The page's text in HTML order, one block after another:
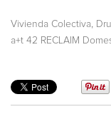
Vivienda Colectiva,
a+t 42 RECLAIM